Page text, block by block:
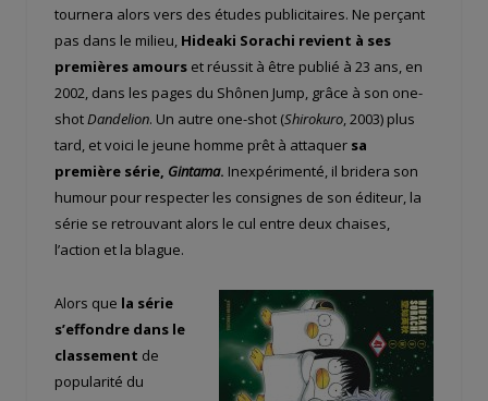
tournera alors vers des études publicitaires. Ne perçant
pas dans le milieu, Hideaki Sorachi revient à ses
premières amours et réussit à être publié à 23 ans, en
2002, dans les pages du Shônen Jump, grâce à son one-
shotDandelion. Un autre one-shot (Shirokuro, 2003) plus
tard, et voici le jeune homme prêt à attaquer sa
première série, Gintama. Inexpérimenté, il bridera son
humour pour respecter les consignes de son éditeur, la
série se retrouvant alors le cul entre deux chaises,
l’action et la blague.
Alors que la série
s’effondre dans le
classement de
popularité du